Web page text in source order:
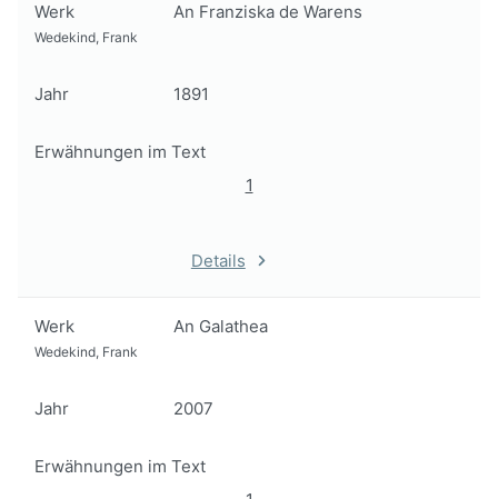
Werk An Franziska de Warens
Wedekind, Frank
Jahr 1891
Erwähnungen im Text
1
Details
Werk An Galathea
Wedekind, Frank
Jahr 2007
Erwähnungen im Text